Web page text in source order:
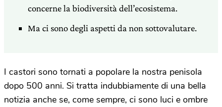
concerne la biodiversità dell’ecosistema.
Ma ci sono degli aspetti da non sottovalutare.
I castori sono tornati a popolare la nostra penisola
dopo 500 anni. Si tratta indubbiamente di una bella
notizia anche se, come sempre, ci sono luci e ombre